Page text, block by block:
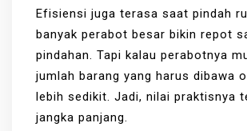
Efisiensi juga terasa saat pindah
banyak perabot besar bikin repot
pindahan. Tapi kalau perabotnya
jumlah barang yang harus dibawa
lebih sedikit. Jadi, nilai praktisnya
jangka panjang.